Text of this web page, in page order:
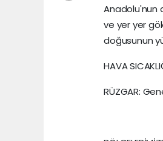
Anadolu'nun
ve yer yer
doğusunun
HAVA
RÜZGAR: